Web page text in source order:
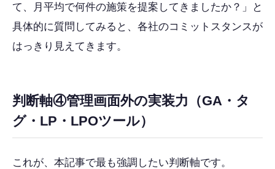
て、月平均で何件の施策を提案してきましたか？」と
具体的に質問してみると、各社のコミットスタンスが
はっきり見えてきます。
判断軸④管理画面外の実装力（GA・タ
グ・LP・LPOツール）
これが、本記事で最も強調したい判断軸です。